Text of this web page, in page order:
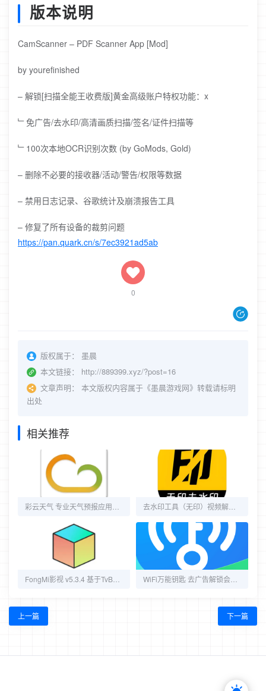
版本说明
CamScanner – PDF Scanner App [Mod]
by yourefinished
– 解锁[扫描全能王收费版]黄金高级账户特权功能：x
﹂免广告/去水印/高清画质扫描/签名/证件扫描等
﹂100次本地OCR识别次数 (by GoMods, Gold)
– 删除不必要的接收器/活动/警告/权限等数据
– 禁用日志记录、谷歌统计及崩溃报告工具
– 修复了所有设备的裁剪问题
https://pan.quark.cn/s/7ec3921ad5ab
0
版权属于：
墨晨
本文链接：
http://889399.xyz/?post=16
文章声明：
本文版权内容属于《墨晨游戏网》转载请标明
出处
相关推荐
上一篇 下一篇